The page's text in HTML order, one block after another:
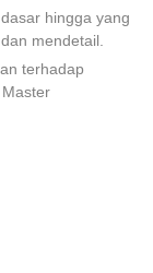
hingga yang
mendetail.
terhadap